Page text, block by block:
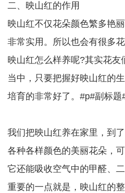
二、映山红的作用
映山红不仅花朵颜色繁多艳
非常实用。所以也会有很多
映山红怎么样养呢?其实花友
当中，只要把握好映山红的
培育的非常好了。#p#副标题
我们把映山红养在家里，到
各种各样颜色的美丽花朵，
它还能吸收空气中的甲醛、
重要的一点就是，映山红的